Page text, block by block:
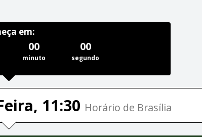
em:
00
minuto
00
segundo
11:30 Horário de Brasília